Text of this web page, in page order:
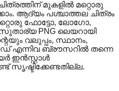
മുകളിൽ മറ്റൊരു
ആദ്യം പശ്ചാത്തല ചിത്രം
ഫോട്ടോ, ലോഗോ,
സുതാര്യ PNG ലെയറായി
വലുപ്പം, സ്ഥാനം,
എന്നിവ ബ്രൗസറിൽ തന്നെ
ഇൻസ്റ്റാൾ
സൃഷ്ടിക്കേണ്ടതില്ല.